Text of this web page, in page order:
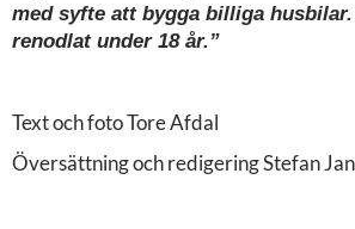
med syfte att bygga billiga
renodlat under 18 år.”
Text och foto Tore Afdal
Översättning och redigering Stefan